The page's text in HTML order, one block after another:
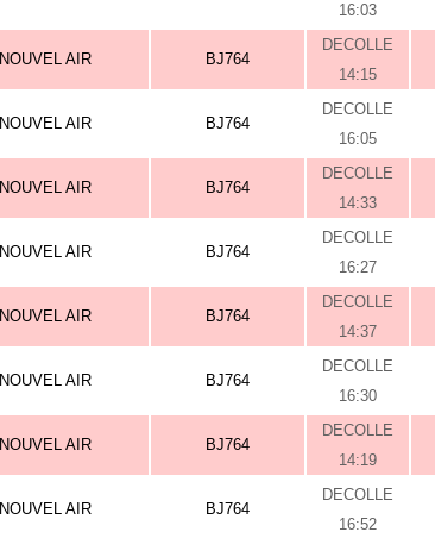
16:03
NOUVEL AIR BJ764
DECOLLE
14:15
NOUVEL AIR BJ764
DECOLLE
16:05
NOUVEL AIR BJ764
DECOLLE
14:33
NOUVEL AIR BJ764
DECOLLE
16:27
NOUVEL AIR BJ764
DECOLLE
14:37
NOUVEL AIR BJ764
DECOLLE
16:30
NOUVEL AIR BJ764
DECOLLE
14:19
NOUVEL AIR BJ764
DECOLLE
16:52